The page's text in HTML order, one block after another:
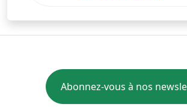
Abonnez-vous à nos